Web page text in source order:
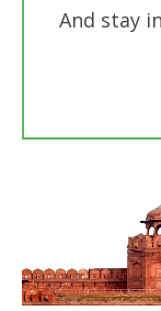
And stay